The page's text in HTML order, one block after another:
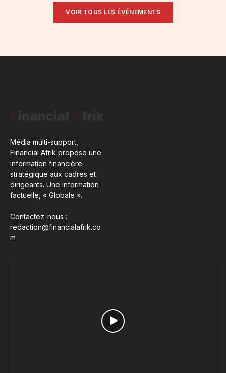
VOIR TOUS LES ÉVÉNEMENTS
Média multi-support,
Financial Afrik propose une
information financière
stratégique aux cadres et
dirigeants. Une information
factuelle, « Globale ».
Contactez-nous :
redaction@financialafrik.co
m